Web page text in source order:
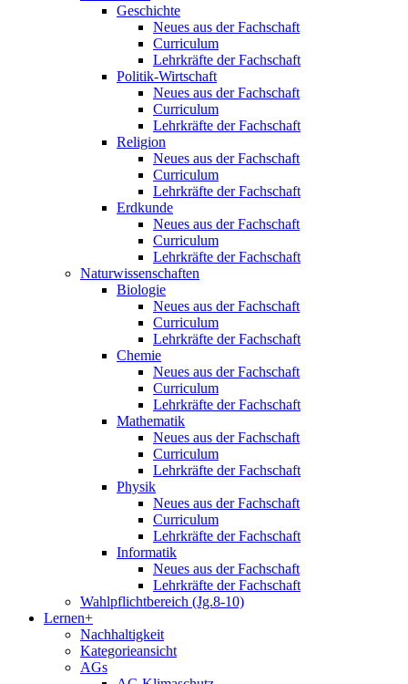
Geschichte
Neues aus der Fachschaft
Curriculum
Lehrkräfte der Fachschaft
Politik-Wirtschaft
Neues aus der Fachschaft
Curriculum
Lehrkräfte der Fachschaft
Religion
Neues aus der Fachschaft
Curriculum
Lehrkräfte der Fachschaft
Erdkunde
Neues aus der Fachschaft
Curriculum
Lehrkräfte der Fachschaft
Naturwissenschaften
Biologie
Neues aus der Fachschaft
Curriculum
Lehrkräfte der Fachschaft
Chemie
Neues aus der Fachschaft
Curriculum
Lehrkräfte der Fachschaft
Mathematik
Neues aus der Fachschaft
Curriculum
Lehrkräfte der Fachschaft
Physik
Neues aus der Fachschaft
Curriculum
Lehrkräfte der Fachschaft
Informatik
Neues aus der Fachschaft
Lehrkräfte der Fachschaft
Wahlpflichtbereich (Jg.8-10)
Lernen+
Nachhaltigkeit
Kategorieansicht
AGs